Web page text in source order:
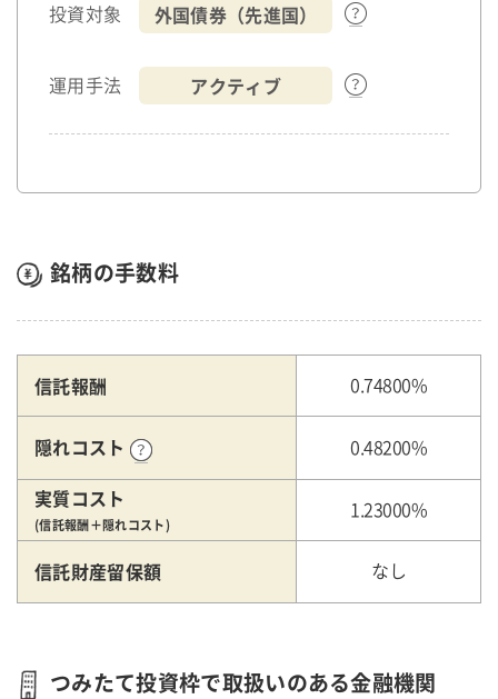
投資対象 外国債券（先進国）
運用手法 アクティブ
銘柄の手数料
信託報酬 0.74800%
隠れコスト 0.48200%
実質コスト
(信託報酬＋隠れコスト)
1.23000%
信託財産留保額 なし
つみたて投資枠で取扱いのある金融機関